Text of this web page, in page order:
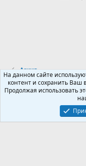
Архив
Russian (RU)
Политика
На данном сайте
контент и сохранить Ваш
Продолжая использовать